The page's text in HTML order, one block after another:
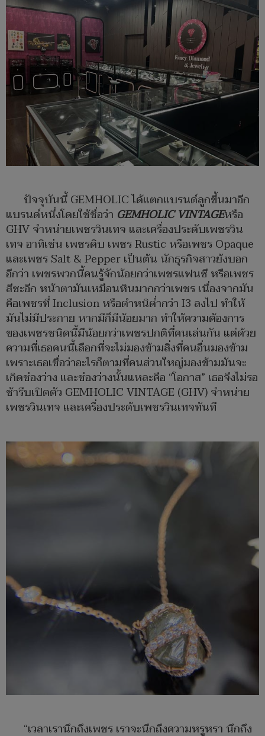
ปัจจุบันนี้ GEMHOLIC ได้แตกแบรนด์ลูกขึ้นมาอีก
แบรนด์หนึ่งโดยใช้ชื่อว่า GEMHOLIC VINTAGEหรือ
GHV จำหน่ายเพชรวินเทจ และเครื่องประดับเพชรวิน
เทจ อาทิเช่น เพชรดิบ เพชร Rustic หรือเพชร Opaque
และเพชร Salt & Pepper เป็นต้น นักธุรกิจสาวยังบอก
อีกว่า เพชรพวกนี้คนรู้จักน้อยกว่าเพชรแฟนซี หรือเพชร
สีซะอีก หน้าตามันเหมือนหินมากกว่าเพชร เนื่องจากมัน
คือเพชรที่ Inclusion หรือตำหนิต่ำกว่า I3 ลงไป ทำให้
มันไม่มีประกาย หากมีก็มีน้อยมาก ทำให้ความต้องการ
ของเพชรชนิดนี้มีน้อยกว่าเพชรปกติที่คนเล่นกัน แต่ด้วย
ความที่เธอคนนี้เลือกที่จะไม่มองข้ามสิ่งที่คนอื่นมองข้าม
เพราะเธอเชื่อว่าอะไรก็ตามที่คนส่วนใหญ่มองข้ามมันจะ
เกิดช่องว่าง และช่องว่างนั้นแหละคือ “โอกาส” เธอจึงไม่รอ
ช้ารีบเปิดตัว GEMHOLIC VINTAGE (GHV) จำหน่าย
เพชรวินเทจ และเครื่องประดับเพชรวินเทจทันที
“เวลาเรานึกถึงเพชร เราจะนึกถึงความหรูหรา นึกถึง